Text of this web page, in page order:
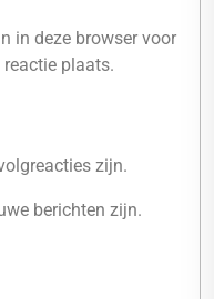
in deze browser voor
reactie plaats.
zijn.
berichten zijn.